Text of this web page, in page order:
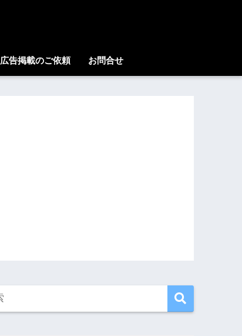
広告掲載のご依頼 お問合せ